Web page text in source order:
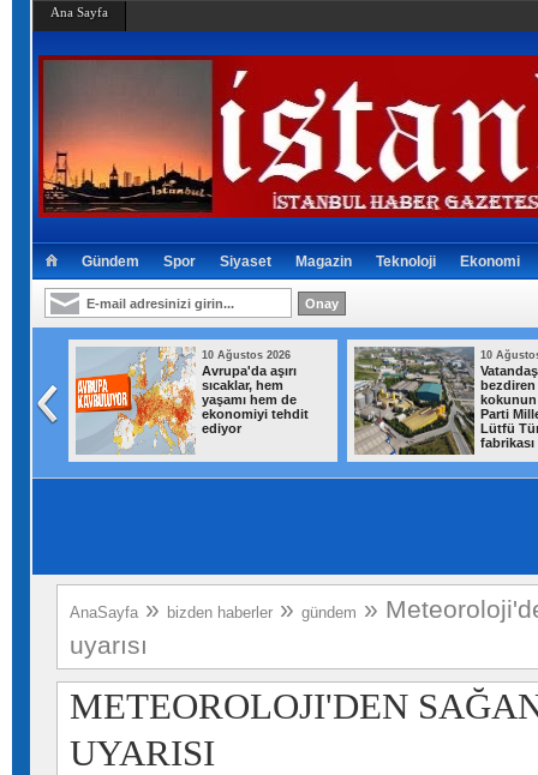
Ana Sayfa
Gündem Spor Siyaset Magazin Teknoloji Ekonomi
10 Ağustos 2026
Avrupa'da aşırı
sıcaklar, hem
yaşamı hem de
ekonomiyi tehdit
ediyor
10
kokunun
Parti
Lütfü
fabrikası
AnaSayfa » bizden haberler » gündem »
uyarısı
METEOROLOJI'DEN
UYARISI